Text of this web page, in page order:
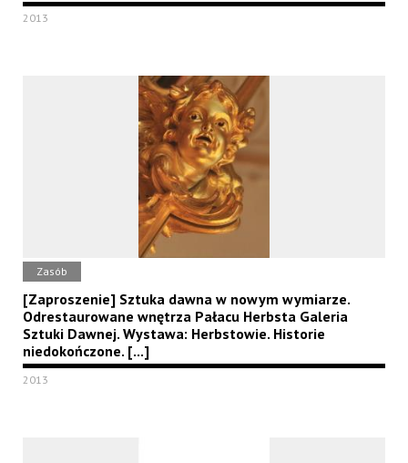
2013
Zasób
[Zaproszenie] Sztuka dawna w nowym wymiarze.
Odrestaurowane wnętrza Pałacu Herbsta Galeria
Sztuki Dawnej. Wystawa: Herbstowie. Historie
niedokończone. [...]
2013